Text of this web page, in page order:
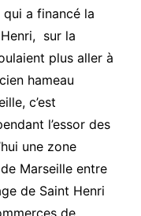
qui a financé la
sur la
plus aller à
hameau
c’est
l’essor des
une zone
Marseille entre
de Saint Henri
de